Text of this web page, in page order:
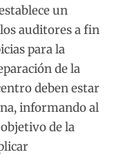
un
auditores a fin
para la
de la
deben estar
informando al
de la